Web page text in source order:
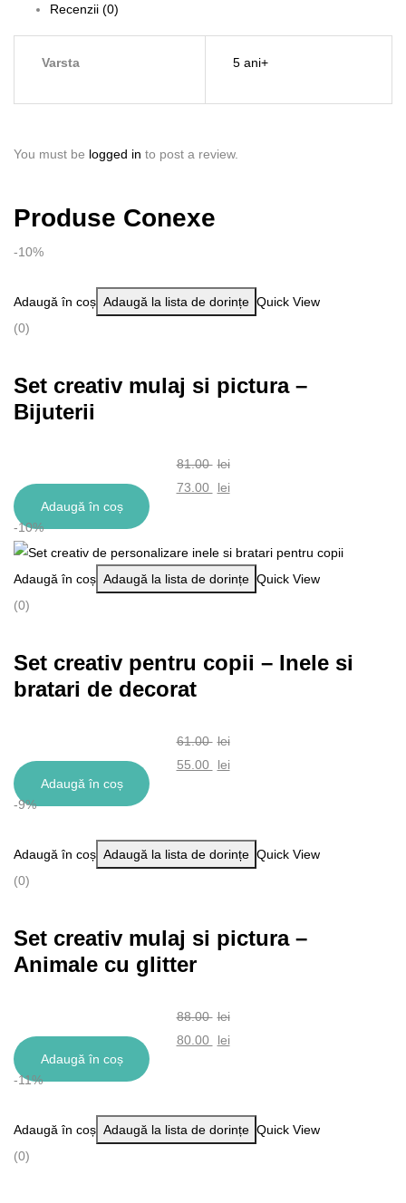
Recenzii (0)
Varsta 5 ani+
You must be logged in to post a review.
Produse Conexe
-10%
Adaugă în coș Adaugă la lista de dorințe Quick View
(0)
Set creativ mulaj si pictura –
Bijuterii
81.00 lei
Prețul
fost:
81.00 lei.
73.00
lei
este:
73.00 lei.
Adaugă în coș
-10%
Adaugă în coș Adaugă la lista de dorințe Quick View
(0)
Set creativ pentru copii – Inele si
bratari de decorat
61.00 lei
Prețul
61.00 lei.
55.00
lei
55.00 lei.
Adaugă în coș
-9%
Adaugă în coș Adaugă la lista de dorințe Quick View
(0)
Set creativ mulaj si pictura –
Animale cu glitter
88.00 lei
Prețul
88.00 lei.
80.00
lei
80.00 lei.
Adaugă în coș
-11%
Adaugă în coș Adaugă la lista de dorințe Quick View
(0)